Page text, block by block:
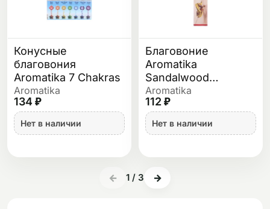
Конусные
благовония
Aromatika 7 Chakras
Aromatika
134 ₽
Нет в наличии
Благовоние
Aromatika
Sandalwood
(Сандал) 15 гр
Aromatika
112 ₽
Нет в наличии
← 1 / 3 →